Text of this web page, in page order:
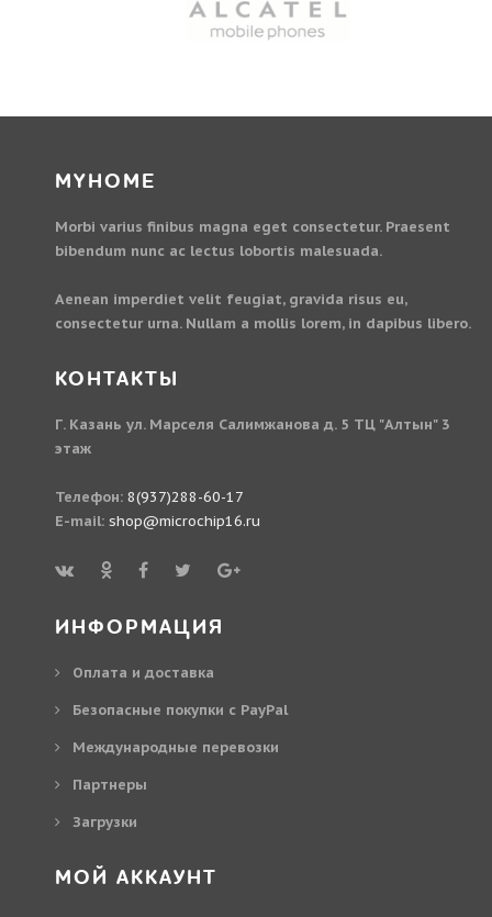
MYHOME
Morbi varius finibus magna eget consectetur. Praesent
bibendum nunc ac lectus lobortis malesuada.
Aenean imperdiet velit feugiat, gravida risus eu,
consectetur urna. Nullam a mollis lorem, in dapibus libero.
КОНТАКТЫ
Г. Казань ул. Марселя Салимжанова д. 5 ТЦ "Алтын" 3
этаж
Телефон: 8(937)288-60-17
E-mail: shop@microchip16.ru
ИНФОРМАЦИЯ
Оплата и доставка
Безопасные покупки с PayPal
Международные перевозки
Партнеры
Загрузки
МОЙ АККАУНТ